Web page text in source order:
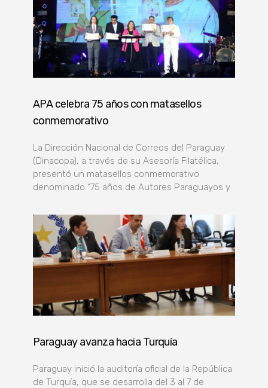
APA celebra 75 años con matasellos
conmemorativo
La Dirección Nacional de Correos del Paraguay
(Dinacopa), a través de su Asesoría Filatélica,
presentó un matasellos conmemorativo
denominado “75 años de Autores Paraguayos y
Paraguay avanza hacia Turquía
Paraguay inició la auditoría oficial de la República
de Turquía, que se desarrolla del 3 al 7 de